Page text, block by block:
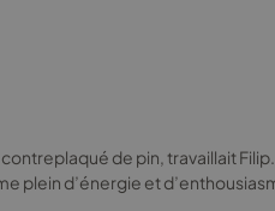
de pin, travaillait Filip.
plein d’énergie et